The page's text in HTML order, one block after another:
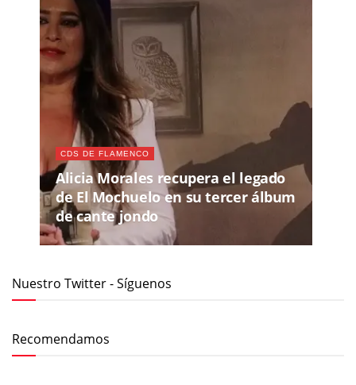
CDS DE FLAMENCO
Alicia Morales recupera el legado
de El Mochuelo en su tercer álbum
de cante jondo
Nuestro Twitter - Síguenos
Recomendamos